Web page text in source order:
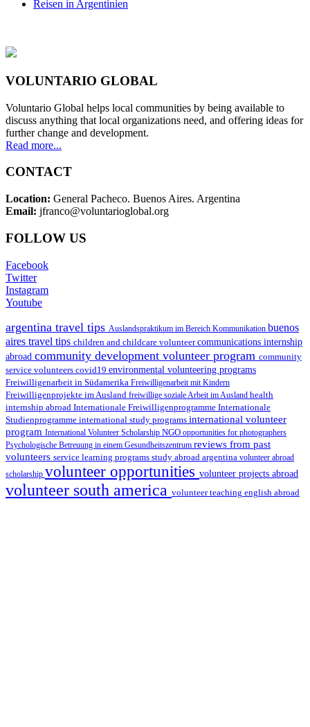
Reisen in Argentinien
VOLUNTARIO GLOBAL
Voluntario Global helps local communities by being available to
discuss anything that local organizations need, and offering ideas for
further change and development.
Read more...
CONTACT
Location: General Pacheco. Buenos Aires. Argentina
Email: jfranco@voluntarioglobal.org
FOLLOW US
Facebook
Twitter
Instagram
Youtube
argentina travel tips Auslandspraktikum im Bereich Kommunikation buenos
aires travel tips children and childcare volunteercommunications internship
abroad community development volunteer program community
service volunteers covid19 environmental volunteering programs
Freiwilligenarbeit in Südamerika Freiwilligenarbeit mit Kindern
Freiwilligenprojekte im Ausland freiwillige soziale Arbeit im Ausland health
internship abroad Internationale Freiwilligenprogramme Internationale
Studienprogramme international study programs international volunteer
program International Volunteer Scholarship NGO opportunities for photographers
Psychologische Betreuung in einem Gesundheitszentrum reviews from past
volunteers service learning programs study abroad argentina volunteer abroad
scholarship volunteer opportunities volunteer projects abroad
volunteer south america volunteer teaching english abroad